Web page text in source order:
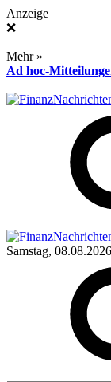
Anzeige
❌
Mehr »
Ad hoc-
Samstag, 08.08.2026